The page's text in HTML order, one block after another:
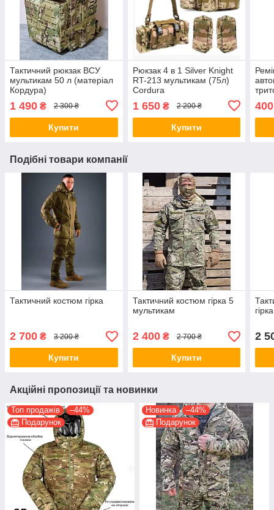
Тактичний рюкзак ВСУ
мультикам 50 л (матеріал
Кордура)
1 490 ₴ 2 300 ₴
Купити
Рюкзак 4 в 1 Silver Knight
RT-213 мультикам (75л)
Cordura
1 650₴ 2 200 ₴
Купити
400
Подібні товари компанії
Тактичний костюм гірка
2 700 ₴ 3 200 ₴
Купити
Тактичний костюм гірка 5
мультикам
2 400₴ 2 700 ₴
Купити
гірка
2
Акційні пропозиції та новинки
Топ продажів
–44%
Подарунок
Новинка
–44%
Подарунок